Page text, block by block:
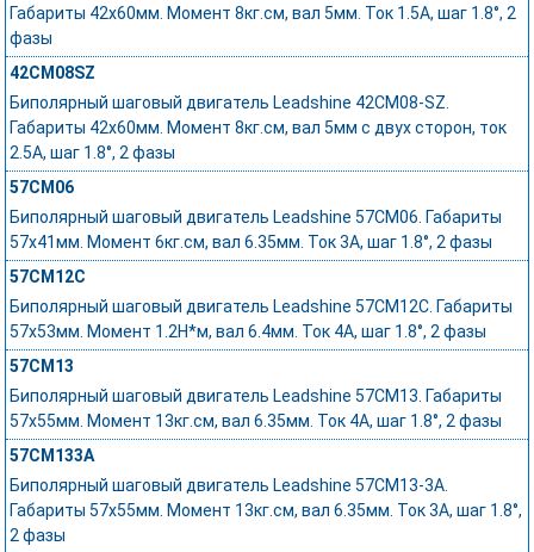
Габариты 42x60мм. Момент 8кг.см, вал 5мм. Ток 1.5А, шаг 1.8°, 2
фазы
42CM08SZ
Биполярный шаговый двигатель Leadshine 42CM08-SZ.
Габариты 42х60мм. Момент 8кг.см, вал 5мм с двух сторон, ток
2.5А, шаг 1.8°, 2 фазы
57CM06
Биполярный шаговый двигатель Leadshine 57CM06. Габариты
57x41мм. Момент 6кг.см, вал 6.35мм. Ток 3А, шаг 1.8°, 2 фазы
57CM12C
Биполярный шаговый двигатель Leadshine 57CM12C. Габариты
57x53мм. Момент 1.2Н*м, вал 6.4мм. Ток 4А, шаг 1.8°, 2 фазы
57CM13
Биполярный шаговый двигатель Leadshine 57CM13. Габариты
57x55мм. Момент 13кг.см, вал 6.35мм. Ток 4А, шаг 1.8°, 2 фазы
57CM133A
Биполярный шаговый двигатель Leadshine 57CM13-3A.
Габариты 57x55мм. Момент 13кг.см, вал 6.35мм. Ток 3А, шаг 1.8°,
2 фазы